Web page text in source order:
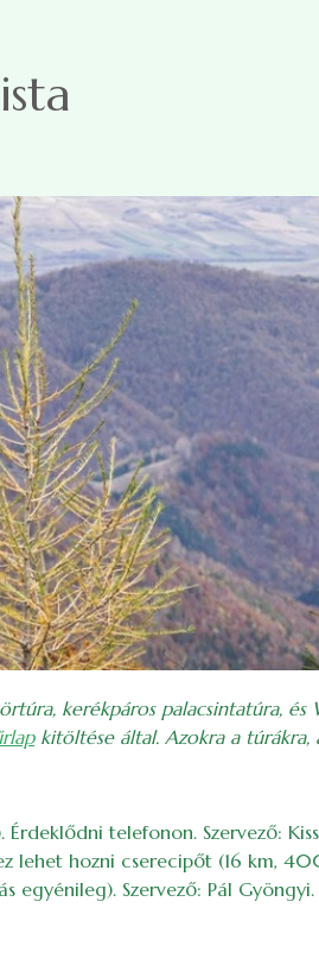
kerékpáros palacsintatúra,
kitöltése által. Azokra a túrákra,
telefonon. Szervező: Kiss
lehet hozni cserecipőt (16 km,
egyénileg). Szervező: Pál Gyöngyi.